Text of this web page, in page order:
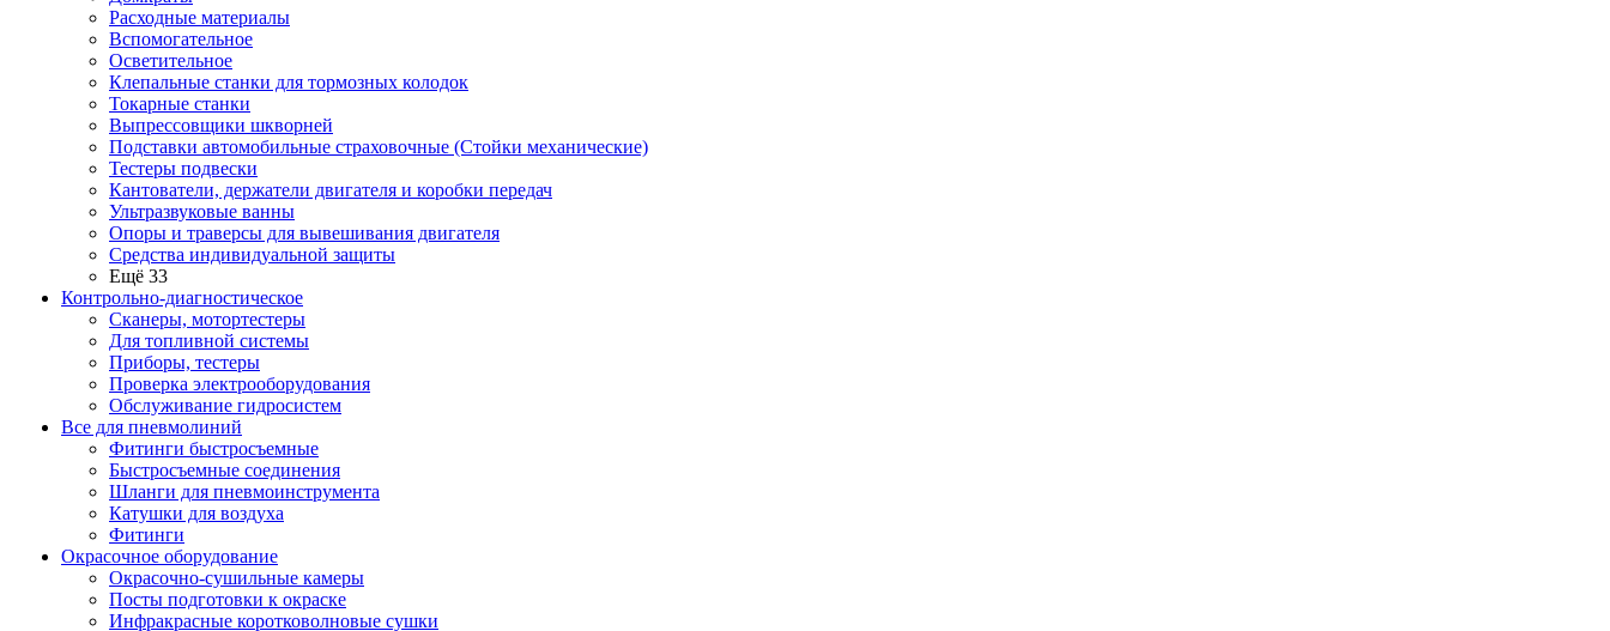
Расходные материалы
Вспомогательное
Осветительное
Клепальные станки для тормозных колодок
Токарные станки
Выпрессовщики шкворней
Подставки автомобильные страховочные (Стойки механические)
Тестеры подвески
Кантователи, держатели двигателя и коробки передач
Ультразвуковые ванны
Опоры и траверсы для вывешивания двигателя
Средства индивидуальной защиты
Ещё 33
Контрольно-диагностическое
Сканеры, мотортестеры
Для топливной системы
Приборы, тестеры
Проверка электрооборудования
Обслуживание гидросистем
Все для пневмолиний
Фитинги быстросъемные
Быстросъемные соединения
Шланги для пневмоинструмента
Катушки для воздуха
Фитинги
Окрасочное оборудование
Окрасочно-сушильные камеры
Посты подготовки к окраске
Инфракрасные коротковолновые сушки